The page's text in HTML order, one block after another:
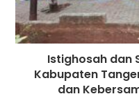
Istighosah dan
Kabupaten
dan